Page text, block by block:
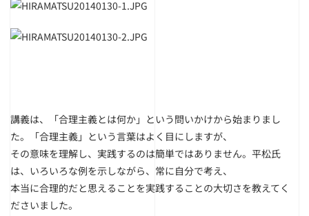
講義は、「合理主義とは何か」という問いかけから始まりまし
た。「合理主義」という言葉はよく目にしますが、
その意味を理解し、実践するのは簡単ではありません。平松氏
は、いろいろな例を示しながら、常に自分で考え、
本当に合理的だと思えることを実践することの大切さを教えてく
ださいました。